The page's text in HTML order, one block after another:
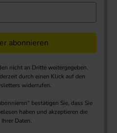
abonnieren
nicht an Dritte weitergegeben.
durch einen Klick auf den
widerrufen.
bestätigen Sie, dass Sie
haben und akzeptieren die
Daten.